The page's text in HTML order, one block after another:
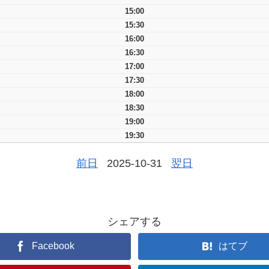
15:00
15:30
16:00
16:30
17:00
17:30
18:00
18:30
19:00
19:30
前日 2025-10-31 翌日
シェアする
Facebook はてブ